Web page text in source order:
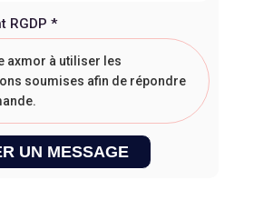
RGDP *
axmor à utiliser les
soumises afin de répondre
UN MESSAGE